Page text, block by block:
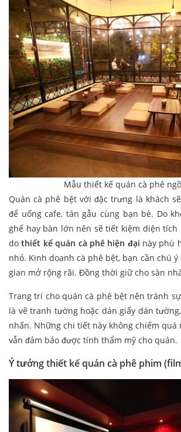
Mẫu thiết kế quán cà phê
Quán cà phê bệt với đặc trưng là khách
để uống cafe, tán gẫu cùng bạn bè. Do
ghế hay bàn lớn nên sẽ tiết kiệm diện
dothiết kế quán cà phê hiện đại này phù
nhỏ. Kinh doanh cà phê bệt, bạn cần chú ý
gian mở rộng rãi. Đồng thời giữ cho sàn
Trang trí cho quán cà phê bệt nên tránh
là vẽ tranh tường hoặc dán giấy dán
nhấn. Những chi tiết này không chiếm
vẫn đảm bảo được tính thẩm mỹ cho quán.
Ý tưởng thiết kế quán cà phê phim